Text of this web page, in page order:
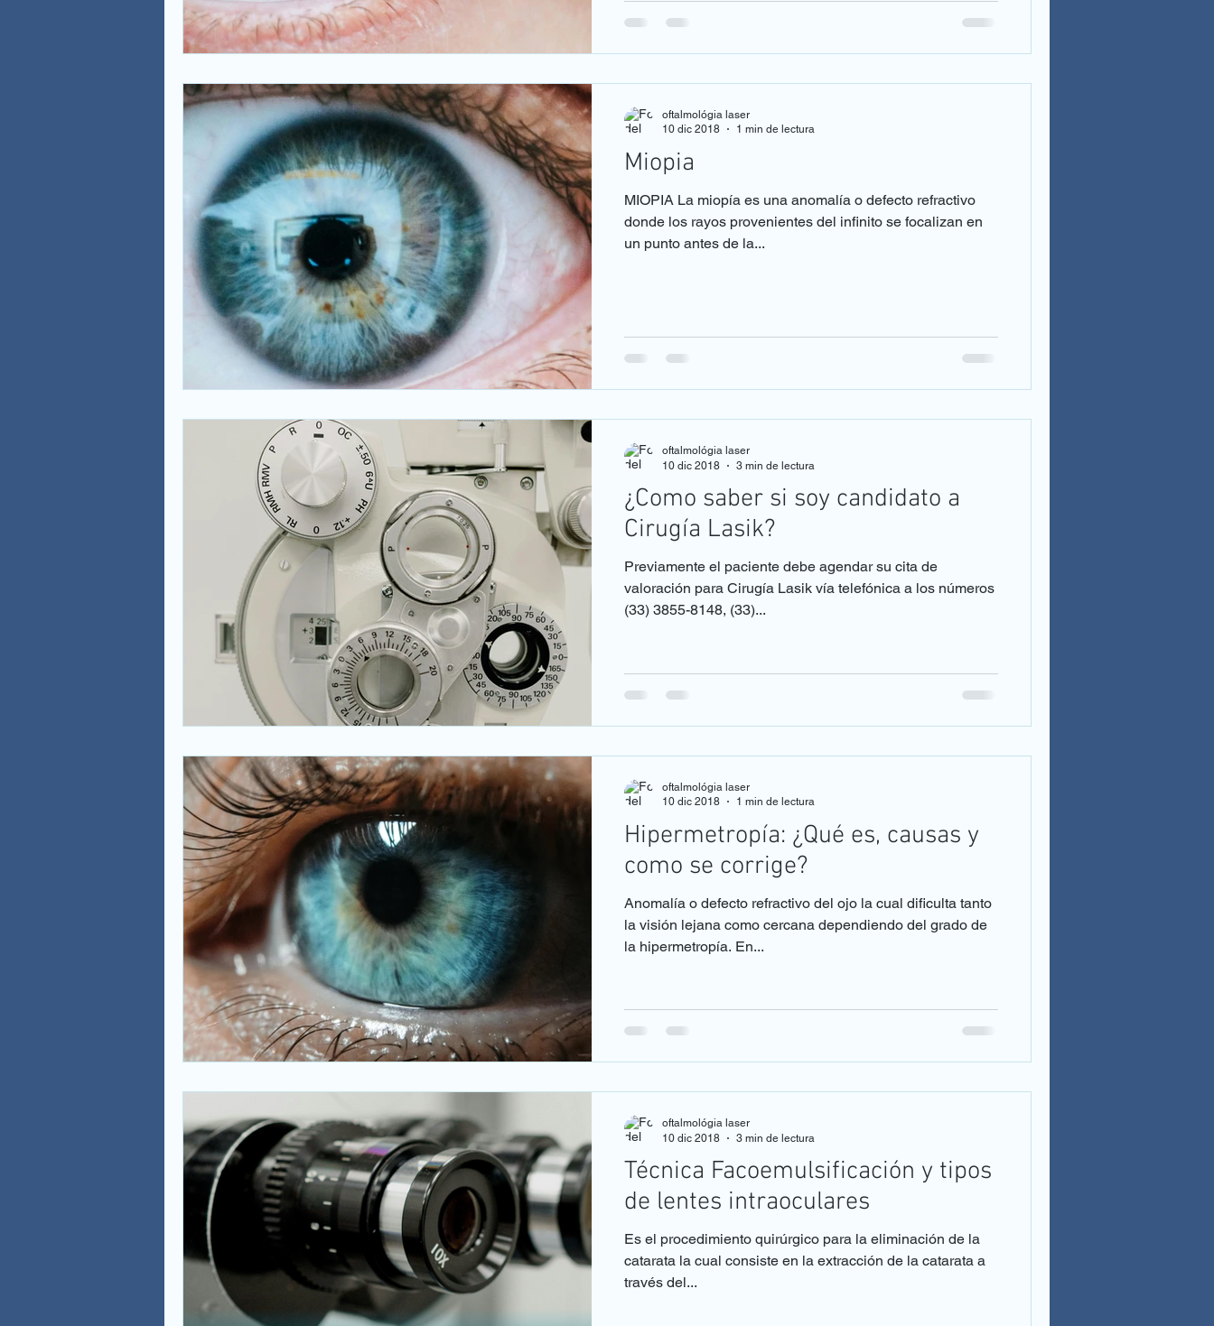
Miopia
MIOPIA La miopía es una anomalía o defecto refractivo
donde los rayos provenientes del infinito se focalizan en
un punto antes de la...
oftalmológia laser
10 dic 2018
1 min de lectura
¿Como saber si soy candidato a
Cirugía Lasik?
Previamente el paciente debe agendar su cita de
valoración para Cirugía Lasik vía telefónica a los números
(33) 3855-8148, (33)...
oftalmológia laser
10 dic 2018
3 min de lectura
Hipermetropía: ¿Qué es, causas y
como se corrige?
Anomalía o defecto refractivo del ojo la cual dificulta tanto
la visión lejana como cercana dependiendo del grado de
la hipermetropía. En...
oftalmológia laser
10 dic 2018
1 min de lectura
Técnica Facoemulsificación y tipos
de lentes intraoculares
Es el procedimiento quirúrgico para la eliminación de la
catarata la cual consiste en la extracción de la catarata a
través del...
oftalmológia laser
10 dic 2018
3 min de lectura